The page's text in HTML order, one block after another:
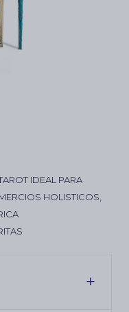
IDEAL PARA
HOLISTICOS,